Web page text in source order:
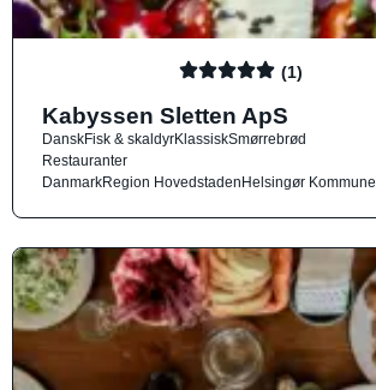
(1)
Kabyssen Sletten ApS
DanskFisk & skaldyrKlassiskSmørrebrød
Restauranter
DanmarkRegion HovedstadenHelsingør Kommune